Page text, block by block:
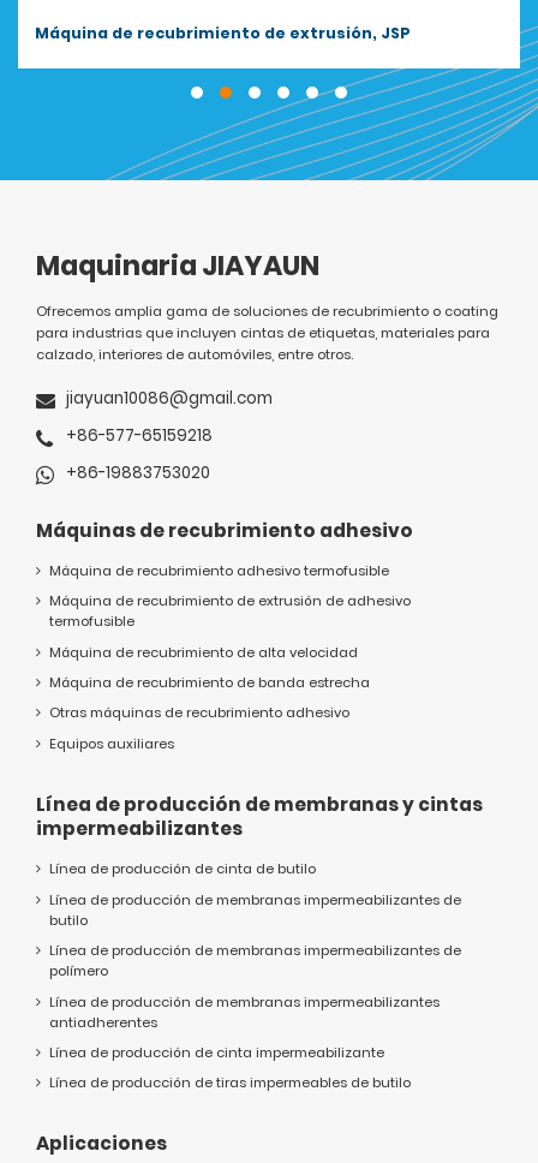
Máquina de recubrimiento de extrusión, JSP
Maquinaria JIAYAUN
Ofrecemos amplia gama de soluciones de recubrimiento o coating
para industrias que incluyen cintas de etiquetas, materiales para
calzado, interiores de automóviles, entre otros.
jiayuan10086@gmail.com
+86-577-65159218
+86-19883753020
Máquinas de recubrimiento adhesivo
Máquina de recubrimiento adhesivo termofusible
Máquina de recubrimiento de extrusión de adhesivo
termofusible
Máquina de recubrimiento de alta velocidad
Máquina de recubrimiento de banda estrecha
Otras máquinas de recubrimiento adhesivo
Equipos auxiliares
Línea de producción de membranas y cintas
impermeabilizantes
Línea de producción de cinta de butilo
Línea de producción de membranas impermeabilizantes de
butilo
Línea de producción de membranas impermeabilizantes de
polímero
Línea de producción de membranas impermeabilizantes
antiadherentes
Línea de producción de cinta impermeabilizante
Línea de producción de tiras impermeables de butilo
Aplicaciones